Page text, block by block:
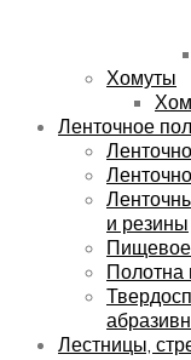
Хомуты
Ленточное
и резины
Пищевое
Лестницы,